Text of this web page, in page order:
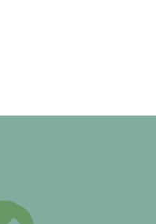
Florence